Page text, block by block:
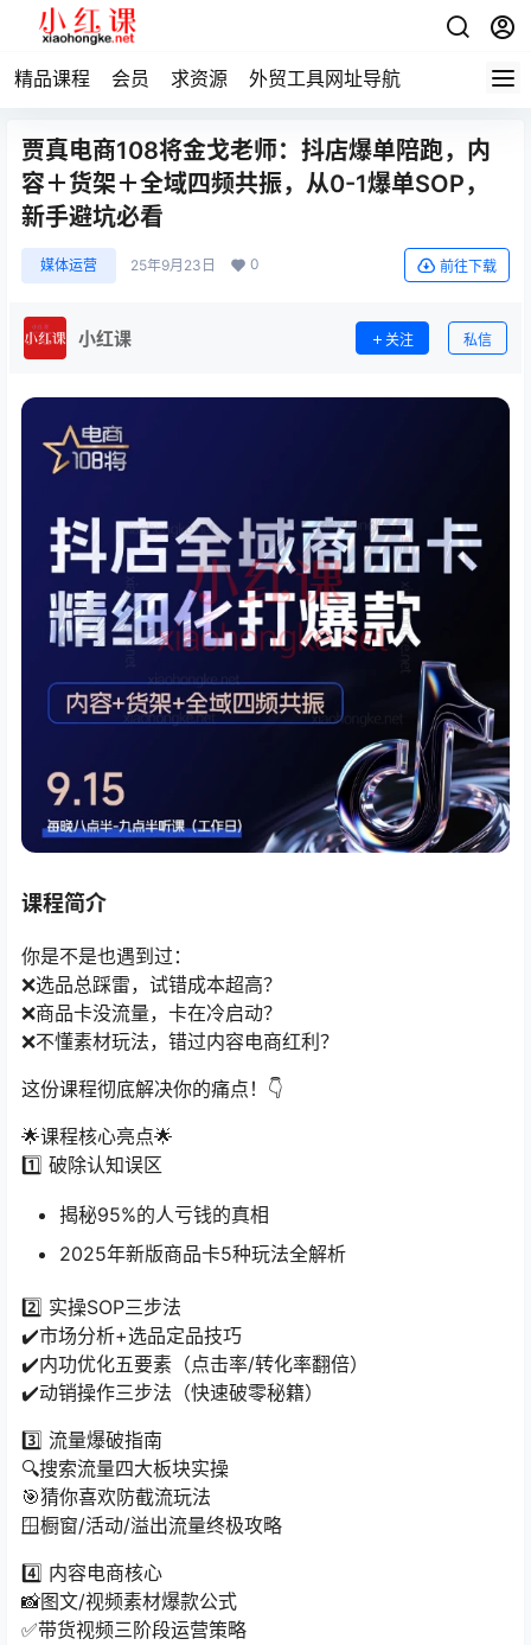
精品课程 会员 求资源 外贸工具网址导航
贾真电商108将金戈老师：抖店爆单陪跑，内
容＋货架＋全域四频共振，从0-1爆单SOP，
新手避坑必看
媒体运营 25年9月23日 0 前往下载
小红课 关注 私信
课程简介
你是不是也遇到过：
❌选品总踩雷，试错成本超高？
❌商品卡没流量，卡在冷启动？
❌不懂素材玩法，错过内容电商红利？
这份课程彻底解决你的痛点！👇
🌟课程核心亮点🌟
1️⃣ 破除认知误区
揭秘95%的人亏钱的真相
2025年新版商品卡5种玩法全解析
2️⃣ 实操SOP三步法
✔️市场分析+选品定品技巧
✔️内功优化五要素（点击率/转化率翻倍）
✔️动销操作三步法（快速破零秘籍）
3️⃣ 流量爆破指南
🔍搜索流量四大板块实操
🎯猜你喜欢防截流玩法
🪟橱窗/活动/溢出流量终极攻略
4️⃣ 内容电商核心
📸图文/视频素材爆款公式
✅带货视频三阶段运营策略